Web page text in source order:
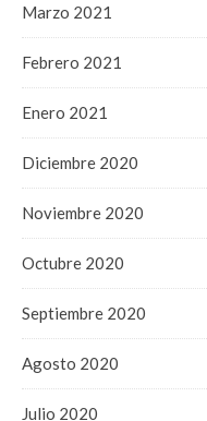
Marzo 2021
Febrero 2021
Enero 2021
Diciembre 2020
Noviembre 2020
Octubre 2020
Septiembre 2020
Agosto 2020
Julio 2020